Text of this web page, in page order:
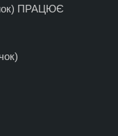
ПРАЦЮЄ